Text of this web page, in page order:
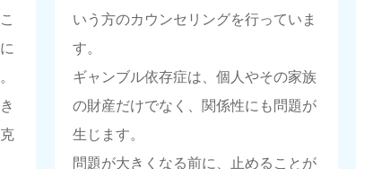
いう方のカウンセリングを行っていま
す。
ギャンブル依存症は、個人やその家族
の財産だけでなく、関係性にも問題が
生じます。
問題が大きくなる前に、止めることが